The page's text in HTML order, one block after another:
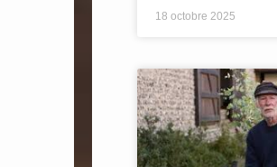
18 octobre 2025